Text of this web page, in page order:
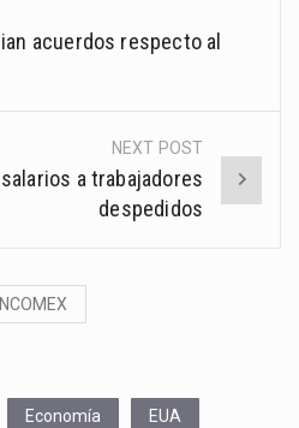
acuerdos respecto al
NEXT POST
a trabajadores
despedidos
Economía EUA